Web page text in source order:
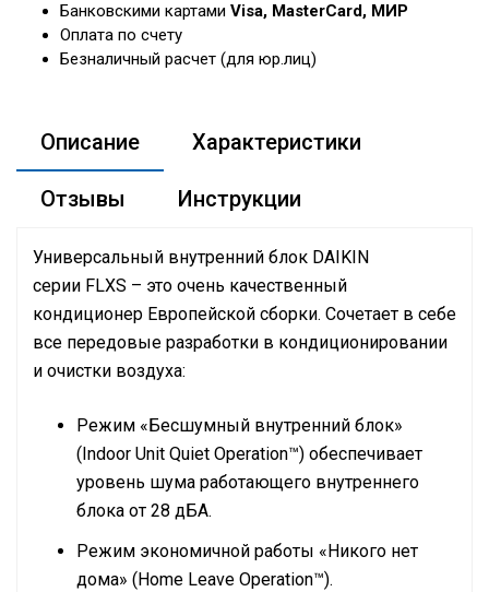
Банковскими картами Visa, MasterCard, МИР
Оплата по счету
Безналичный расчет (для юр.лиц)
Описание Характеристики
Отзывы Инструкции
Универсальный внутренний блок DAIKIN
серии FLXS – это очень качественный
кондиционер Европейской сборки. Сочетает в себе
все передовые разработки в кондиционировании
и очистки воздуха:
Режим «Бесшумный внутренний блок»
(Indoor Unit Quiet Operation™) обеспечивает
уровень шума работающего внутреннего
блока от 28 дБА.
Режим экономичной работы «Никого нет
дома» (Ноmе Leave Operation™).